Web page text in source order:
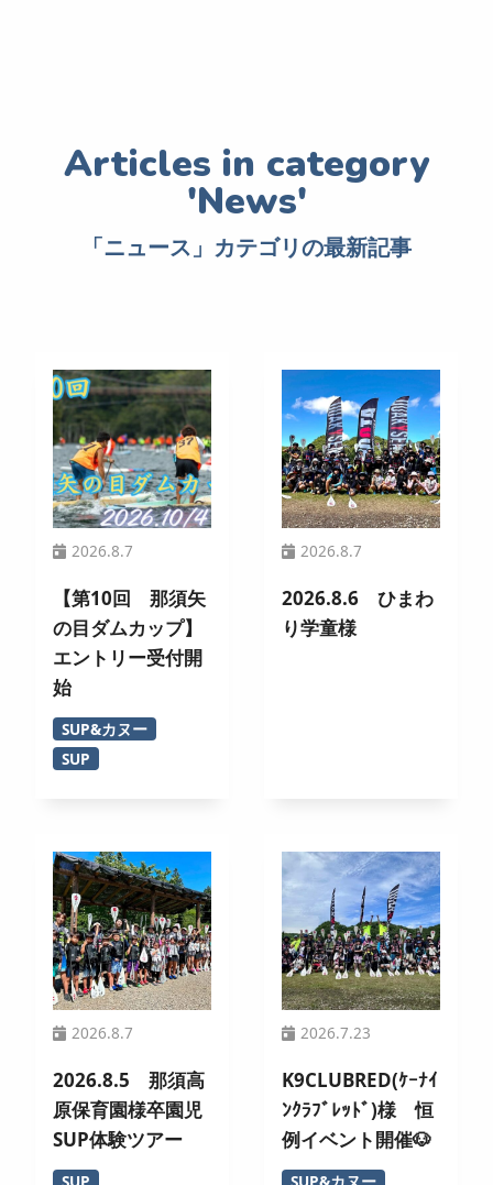
「ニュース」カテゴリの最新記事
2026.8.7
【第10回 那須矢
の目ダムカップ】
エントリー受付開
始
SUP&カヌー
SUP
2026.8.7
2026.8.6 ひまわ
り学童様
2026.8.7
2026.8.5 那須高
原保育園様卒園児
SUP体験ツアー
SUP
2026.7.23
K9CLUBRED(ｹｰﾅｲ
ﾝｸﾗﾌﾞﾚｯﾄﾞ)様 恒
例イベント開催🐶
SUP&カヌー